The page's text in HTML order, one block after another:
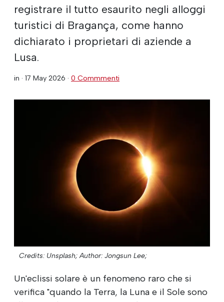
registrare il tutto esaurito negli alloggi
turistici di Bragança, come hanno
dichiarato i proprietari di aziende a
Lusa.
in · 17 May 2026 · 0 Commmenti
Credits: Unsplash; Author: Jongsun Lee;
Un'eclissi solare è un fenomeno raro che si
verifica "quando la Terra, la Luna e il Sole sono